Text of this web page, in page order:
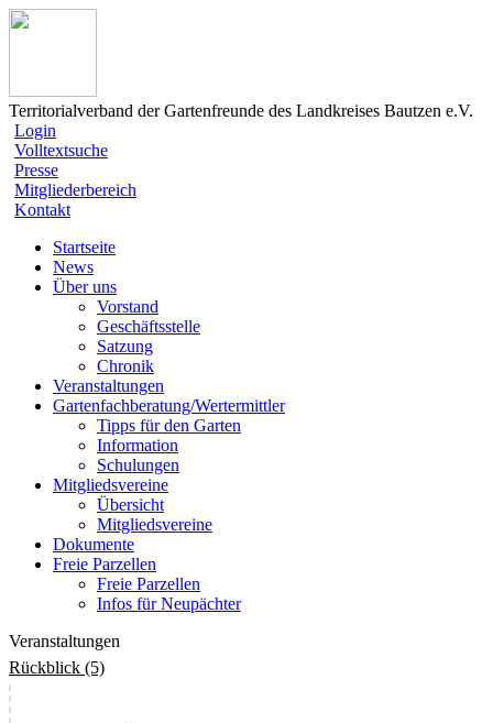
Territorialverband der Gartenfreunde des Landkreises Bautzen e.V.
Login
Volltextsuche
Presse
Mitgliederbereich
Kontakt
Startseite
News
Über uns
Vorstand
Geschäftsstelle
Satzung
Chronik
Veranstaltungen
Gartenfachberatung/Wertermittler
Tipps für den Garten
Information
Schulungen
Mitgliedsvereine
Übersicht
Mitgliedsvereine
Dokumente
Freie Parzellen
Freie Parzellen
Infos für Neupächter
Veranstaltungen
Rückblick (5)